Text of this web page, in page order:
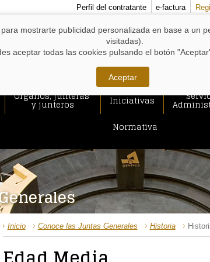
MENÚS
APOYO:
Perfil del contratante e-factura
Órganos, junteras
y junteros Iniciativas
Normativa
DE
A
Inicio Conoce las Juntas Generales Historia
CONTENIDO
mostrarte publicidad personalizada en base a un
visitadas).
aceptar todas las cookies pulsando el botón
Aceptar